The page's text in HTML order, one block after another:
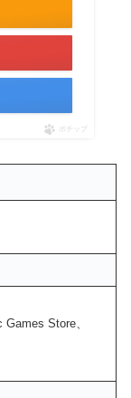
ポチップ
Store、